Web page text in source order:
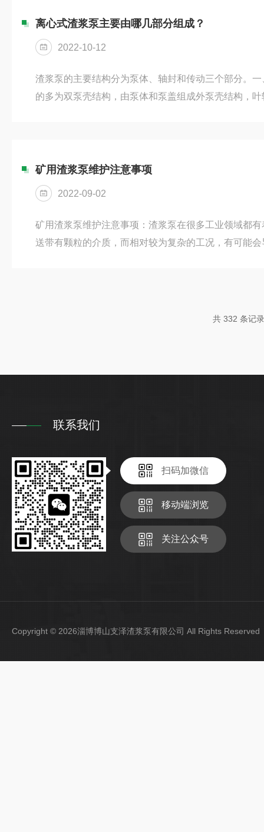
测传感器，定子绕组内预埋了热敏元件，对水泵电机
备全自动控制柜，对泵...
离心式渣浆泵主要由哪几部分组成？
2022-10-12
渣浆泵的主要结构分为泵体、轴封和传动三个部分。
的多为双泵壳结构，由泵体和泵盖组成外泵壳结构，
高，这也就意味着它代表了渣浆泵的核心质量水平，
分。二、渣浆泵的轴封渣浆泵的...
​矿用渣浆泵维护注意事项
2022-09-02
矿用渣浆泵维护注意事项：渣浆泵在很多工业领域都
送带有颗粒的介质，而相对较为复杂的工况，有可能
确，间隙调整合理，避免紧涩磨擦现象的出现。3、
共 332 条记
联系我们
扫码加微信
移动端浏览
关注公众号
Copyright © 2026淄博博山支泽渣浆泵有限公司 All Rights